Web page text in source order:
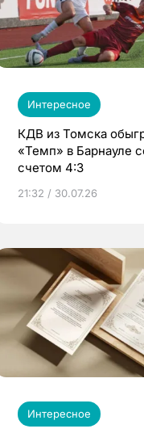
Интересное
КДВ из Томска
«Темп» в Барнауле
счетом 4:3
21:32 / 30.07.26
Интересное